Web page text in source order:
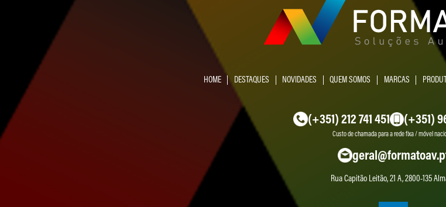
HOME DESTAQUES NOVIDADES QUEM SOMOS MARCAS
(+351) 212 741 451 (+351)
Custo de chamada para a rede fixa / móvel
Rua Capitão Leitão, 21 A, 2800-135